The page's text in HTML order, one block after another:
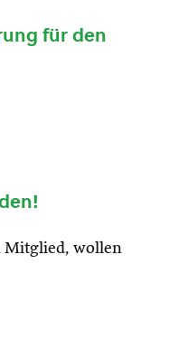
für den
Mitglied, wollen